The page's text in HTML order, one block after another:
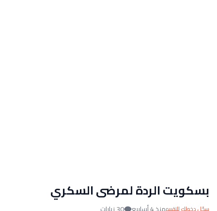
بسكويت الردة لمرضى السكري
سجّل دخولك للتقييم